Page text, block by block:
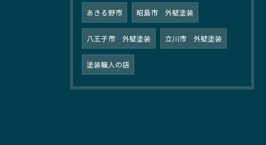
あきる野市 昭島市 外壁塗装
八王子市 外壁塗装 立川市 外壁塗装
塗装職人の店